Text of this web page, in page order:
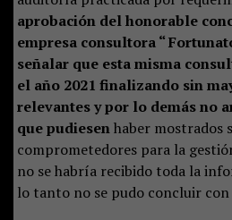
aprobación del honorable
empresa consultora “
señalar que esta misma
el año 2021 finalizando sin
relevantes y por lo demás no
que pudiesenhaber mostrados
comprometedores para la
no se habría recibido toda la
lo tanto no se pudo concluir